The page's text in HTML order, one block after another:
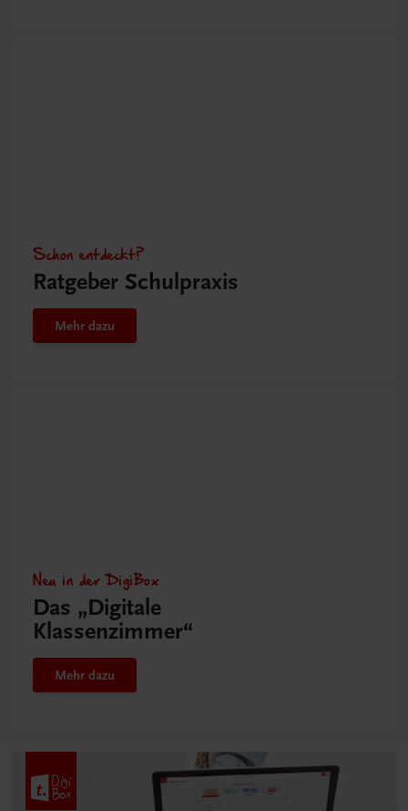
Schon entdeckt?
Ratgeber Schulpraxis
Mehr dazu
Neu in der DigiBox
Das „Digitale
Klassenzimmer“
Mehr dazu